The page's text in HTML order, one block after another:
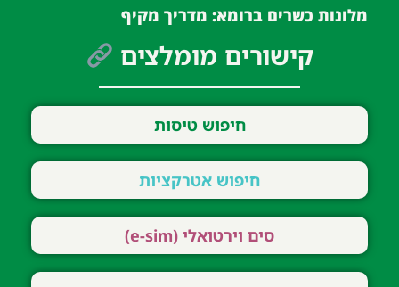
מלונות כשרים ברומא: מדריך מקיף
קישורים מומלצים
חיפוש טיסות
חיפוש אטרקציות
סים וירטואלי (e-sim)